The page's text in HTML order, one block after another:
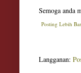
Semoga anda
Posting Lebih
Langganan: